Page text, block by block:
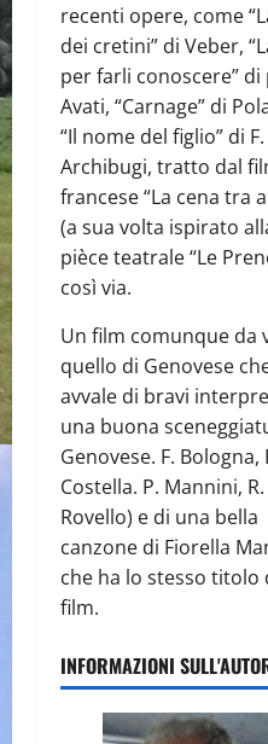
recenti opere, come
dei cretini” di Veber,
per farli conoscere” di
Avati, “Carnage” di
“Il nome del figlio” di F.
Archibugi, tratto dal
francese “La cena tra
(a sua volta ispirato
pièce teatrale “Le
così via.
Un film comunque da
quello di Genovese
avvale di bravi
una buona
Genovese. F. Bologna,
Costella. P. Mannini, R.
Rovello) e di una bella
canzone di Fiorella
che ha lo stesso titolo
film.
INFORMAZIONI